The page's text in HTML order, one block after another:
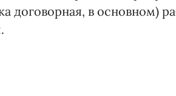
договорная, в основном)